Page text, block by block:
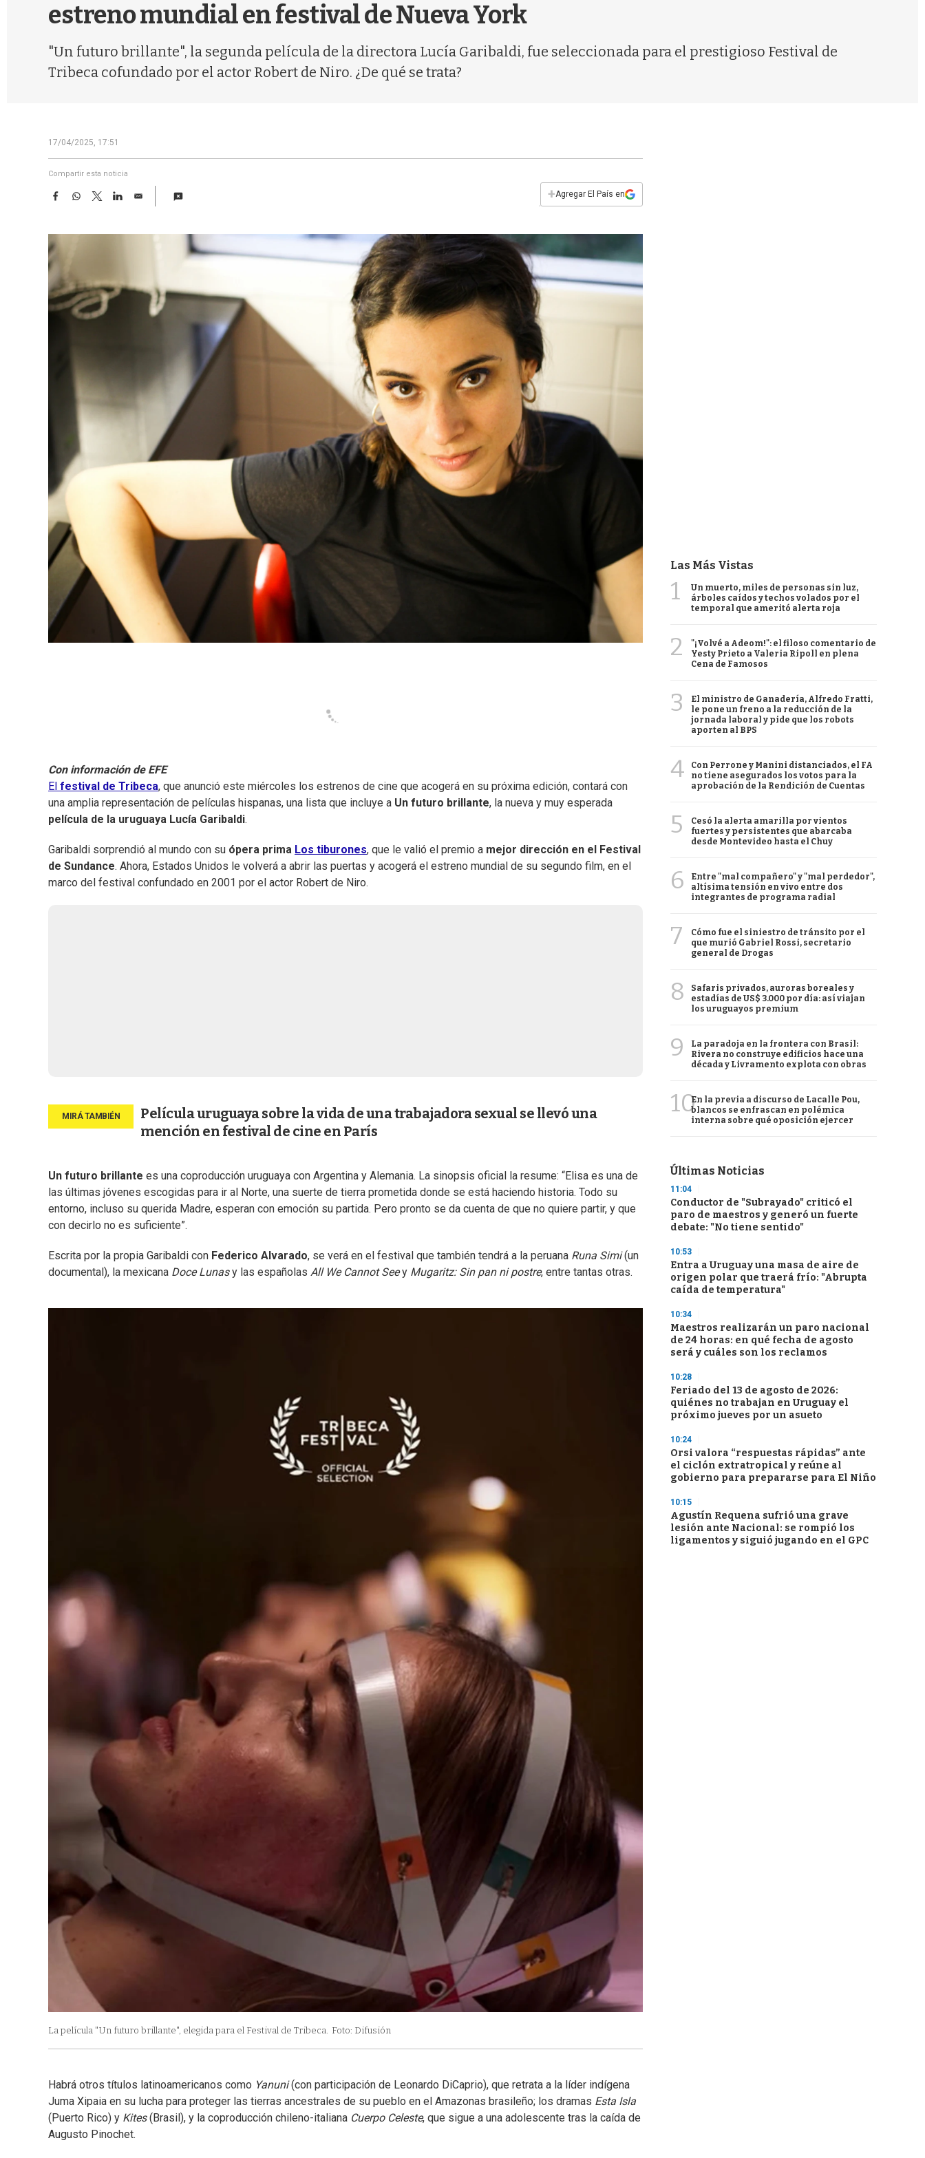
estreno mundial en festival de Nueva York
"Un futuro brillante", la segunda película de la directora Lucía Garibaldi, fue seleccionada para el prestigioso Festival de
Tribeca cofundado por el actor Robert de Niro. ¿De qué se trata?
17/04/2025, 17:51
Compartir esta noticia
F
e
b
o
k
W
t
p
T
w
t
L
k
n
E
i
+Agregar El País en
Con información de EFE
El festival de Tribeca, que anunció este miércoles los estrenos de cine que acogerá en su próxima edición, contará con
una amplia representación de películas hispanas, una lista que incluye a Un futuro brillante, la nueva y muy esperada
película de la uruguaya Lucía Garibaldi.
Garibaldi sorprendió al mundo con su ópera prima Los tiburones, que le valió el premio a mejor dirección en el Festival
de Sundance. Ahora, Estados Unidos le volverá a abrir las puertas y acogerá el estreno mundial de su segundo film, en el
marco del festival confundado en 2001 por el actor Robert de Niro.
Película uruguaya sobre la vida de una trabajadora sexual se llevó una
mención en festival de cine en París
Un futuro brillante es una coproducción uruguaya con Argentina y Alemania. La sinopsis oficial la resume: “Elisa es una de
las últimas jóvenes escogidas para ir al Norte, una suerte de tierra prometida donde se está haciendo historia. Todo su
entorno, incluso su querida Madre, esperan con emoción su partida. Pero pronto se da cuenta de que no quiere partir, y que
con decirlo no es suficiente”.
Escrita por la propia Garibaldi con Federico Alvarado, se verá en el festival que también tendrá a la peruana Runa Simi(un
documental), la mexicana Doce Lunasy las españolas All We Cannot Seey Mugaritz: Sin pan ni postre, entre tantas otras.
La película "Un futuro brillante", elegida para el Festival de Tribeca. Foto: Difusión
Habrá otros títulos latinoamericanos como Yanuni(con participación de Leonardo DiCaprio), que retrata a la líder indígena
Juma Xipaia en su lucha para proteger las tierras ancestrales de su pueblo en el Amazonas brasileño; los dramas Esta Isla
(Puerto Rico) y Kites(Brasil), y la coproducción chileno-italiana Cuerpo Celeste, que sigue a una adolescente tras la caída de
Augusto Pinochet.
Las Más Vistas
1
Un muerto, miles de personas sin luz,
árboles caídos y techos volados por el
temporal que ameritó alerta roja
2
"¡Volvé a Adeom!": el filoso comentario de
Yesty Prieto a Valeria Ripoll en plena
Cena de Famosos
3
El ministro de Ganadería, Alfredo Fratti,
le pone un freno a la reducción de la
jornada laboral y pide que los robots
aporten al BPS
4
Con Perrone y Manini distanciados, el FA
no tiene asegurados los votos para la
aprobación de la Rendición de Cuentas
5
Cesó la alerta amarilla por vientos
fuertes y persistentes que abarcaba
desde Montevideo hasta el Chuy
6
Entre "mal compañero" y "mal perdedor",
altísima tensión en vivo entre dos
integrantes de programa radial
7
Cómo fue el siniestro de tránsito por el
que murió Gabriel Rossi, secretario
general de Drogas
8
Safaris privados, auroras boreales y
estadías de US$ 3.000 por día: así viajan
los uruguayos premium
9
La paradoja en la frontera con Brasil:
Rivera no construye edificios hace una
década y Livramento explota con obras
10En la previa a discurso de Lacalle Pou,
blancos se enfrascan en polémica
interna sobre qué oposición ejercer
Últimas Noticias
11:04
Conductor de "Subrayado" criticó el
paro de maestros y generó un fuerte
debate: "No tiene sentido"
10:53
Entra a Uruguay una masa de aire de
origen polar que traerá frío: "Abrupta
caída de temperatura"
10:34
Maestros realizarán un paro nacional
de 24 horas: en qué fecha de agosto
será y cuáles son los reclamos
10:28
Feriado del 13 de agosto de 2026:
quiénes no trabajan en Uruguay el
próximo jueves por un asueto
10:24
Orsi valora “respuestas rápidas” ante
el ciclón extratropical y reúne al
gobierno para prepararse para El Niño
10:15
Agustín Requena sufrió una grave
lesión ante Nacional: se rompió los
ligamentos y siguió jugando en el GPC